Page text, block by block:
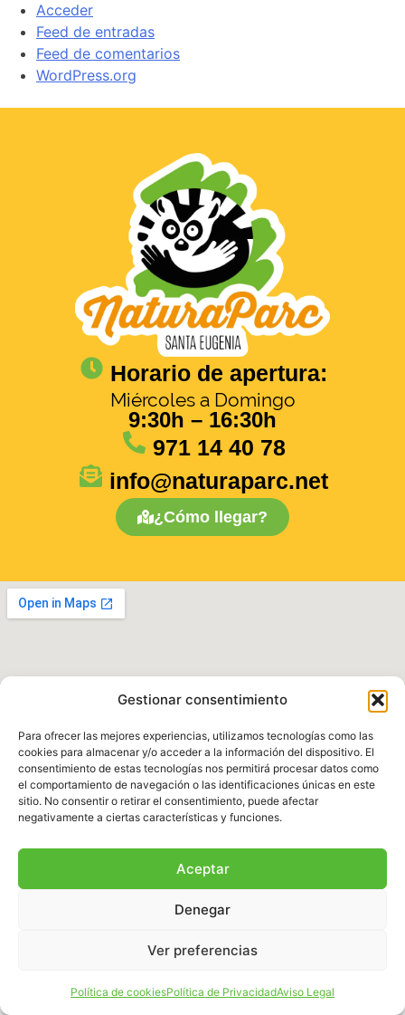
Gestionar consentimiento
Para ofrecer las mejores experiencias, utilizamos tecnologías como las
cookies para almacenar y/o acceder a la información del dispositivo. El
consentimiento de estas tecnologías nos permitirá procesar datos como
el comportamiento de navegación o las identificaciones únicas en este
sitio. No consentir o retirar el consentimiento, puede afectar
negativamente a ciertas características y funciones.
Aceptar
Denegar
Ver preferencias
Política de cookiesPolítica de PrivacidadAviso Legal
Acceder
Feed de entradas
Feed de comentarios
WordPress.org
Horario de apertura:
Miércoles a Domingo
9:30h – 16:30h
971 14 40 78
info@naturaparc.net
¿Cómo llegar?
Política de Privacidad|Aviso legal |Política de
Cookies|Términos y Condiciones
© 2025 Fundación Natura Parc – Todos los
BalearDigital